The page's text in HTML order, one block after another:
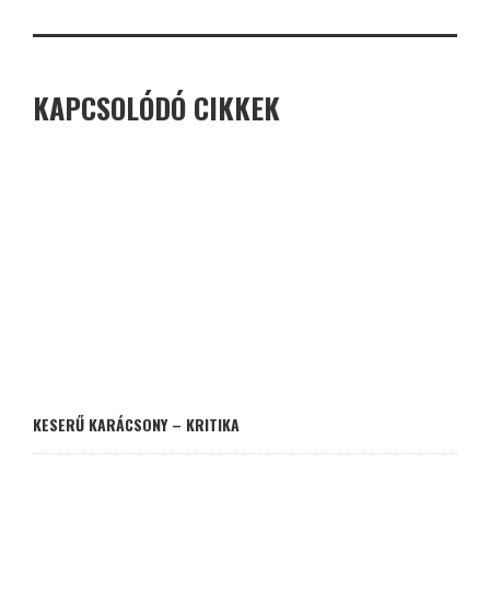
KAPCSOLÓDÓ CIKKEK
KESERŰ KARÁCSONY – KRITIKA